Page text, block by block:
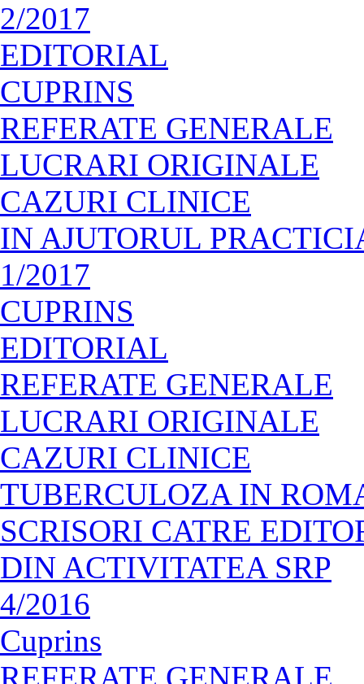
2/2017
EDITORIAL
CUPRINS
REFERATE GENERALE
LUCRARI ORIGINALE
CAZURI CLINICE
IN AJUTORUL
1/2017
CUPRINS
EDITORIAL
REFERATE GENERALE
LUCRARI ORIGINALE
CAZURI CLINICE
TUBERCULOZA IN
SCRISORI CATRE
DIN ACTIVITATEA SRP
4/2016
Cuprins